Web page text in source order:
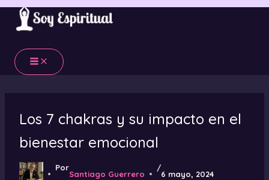
Ir
contenido
Los 7 chakras y su impacto en el
bienestar emocional
Por
Santiago Guerrero
/
6 mayo, 2024